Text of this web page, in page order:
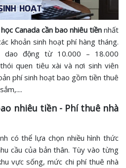
Canada cần bao nhiêu tiền nhất
khoản sinh hoạt phí hàng tháng.
dao động từ 10.000 – 18.000
quen tiêu xài và nơi sinh viên
phí sinh hoạt bao gồm tiền thuê
nhiêu tiền - Phí thuê nhà
có thể lựa chọn nhiều hình thức
cầu của bản thân. Tùy vào từng
vực sống, mức chi phí thuê nhà